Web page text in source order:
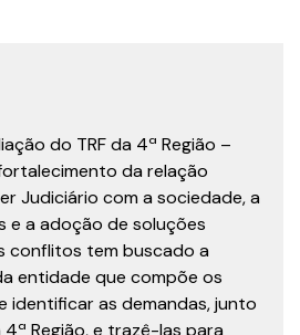
do TRF da 4ª Região –
da relação
Judiciário com a sociedade, a
e a adoção de soluções
conflitos tem buscado a
entidade que compõe os
identificar as demandas, junto
Região, e trazê-las para